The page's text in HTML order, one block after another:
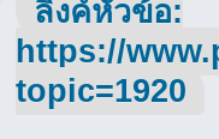
ลิ้งค์หัวข้อ:
https://
topic=1920